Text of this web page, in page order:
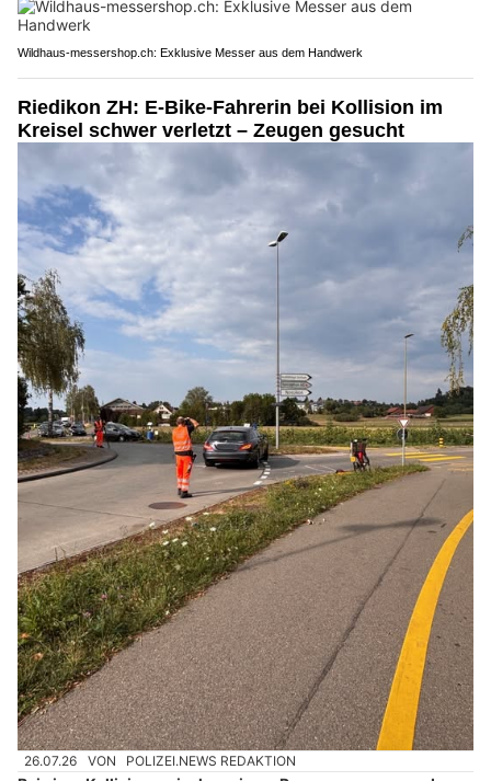
Wildhaus-messershop.ch: Exklusive Messer aus dem Handwerk
Riedikon ZH: E-Bike-Fahrerin bei Kollision im
Kreisel schwer verletzt – Zeugen gesucht
26.07.26 VON POLIZEI.NEWS REDAKTION